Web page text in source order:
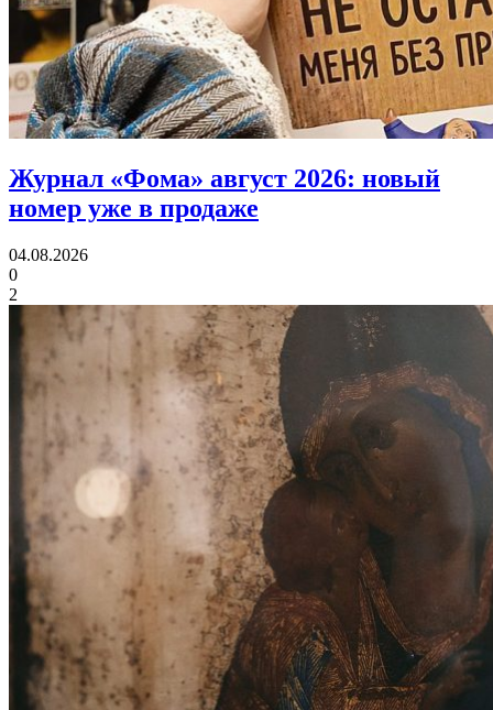
Журнал «Фома» август 2026: новый
номер уже в продаже
04.08.2026
0
2